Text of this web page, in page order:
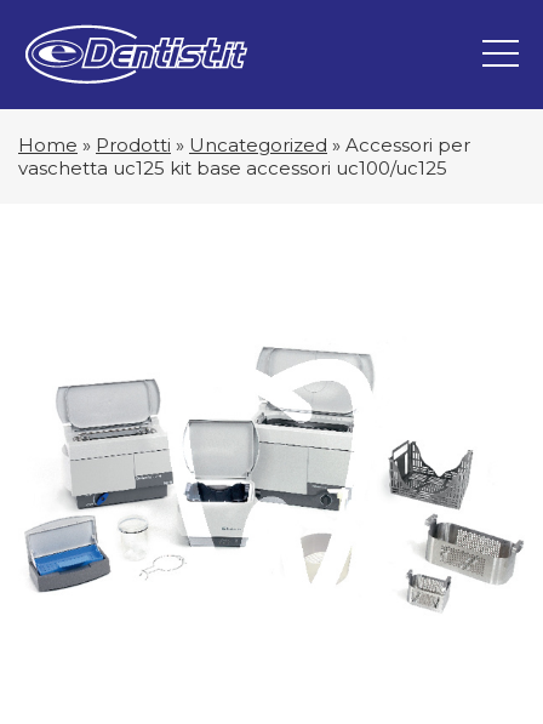
Home » Prodotti » Uncategorized » Accessori per
vaschetta uc125 kit base accessori uc100/uc125